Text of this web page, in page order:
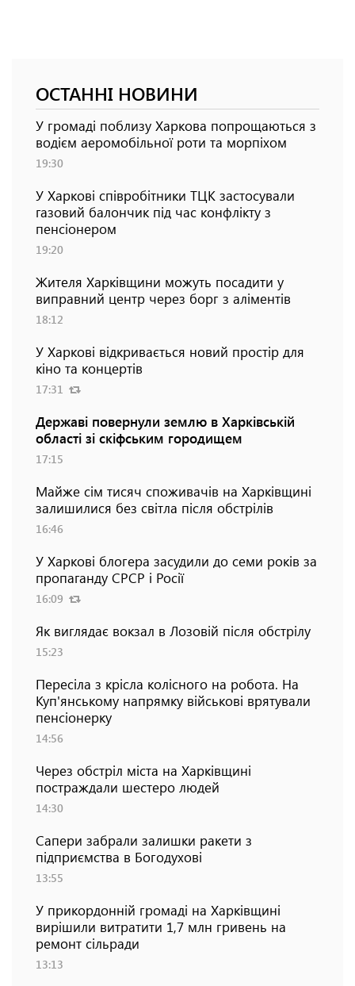
ОСТАННІ НОВИНИ
У громаді поблизу Харкова попрощаються з
водієм аеромобільної роти та морпіхом
19:30
У Харкові співробітники ТЦК застосували
газовий балончик під час конфлікту з
пенсіонером
19:20
Жителя Харківщини можуть посадити у
виправний центр через борг з аліментів
18:12
У Харкові відкривається новий простір для
кіно та концертів
17:31
Державі повернули землю в Харківській
області зі скіфським городищем
17:15
Майже сім тисяч споживачів на Харківщині
залишилися без світла після обстрілів
16:46
У Харкові блогера засудили до семи років за
пропаганду СРСР і Росії
16:09
Як виглядає вокзал в Лозовій після обстрілу
15:23
Пересіла з крісла колісного на робота. На
Куп'янському напрямку військові врятували
пенсіонерку
14:56
Через обстріл міста на Харківщині
постраждали шестеро людей
14:30
Сапери забрали залишки ракети з
підприємства в Богодухові
13:55
У прикордонній громаді на Харківщині
вирішили витратити 1,7 млн гривень на
ремонт сільради
13:13